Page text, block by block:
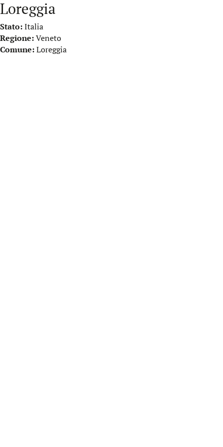
Loreggia
Stato:Italia
Regione:Veneto
Comune:Loreggia